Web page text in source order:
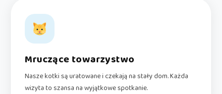
Mruczące towarzystwo
Nasze kotki są uratowane i czekają na stały dom. Każda
wizyta to szansa na wyjątkowe spotkanie.